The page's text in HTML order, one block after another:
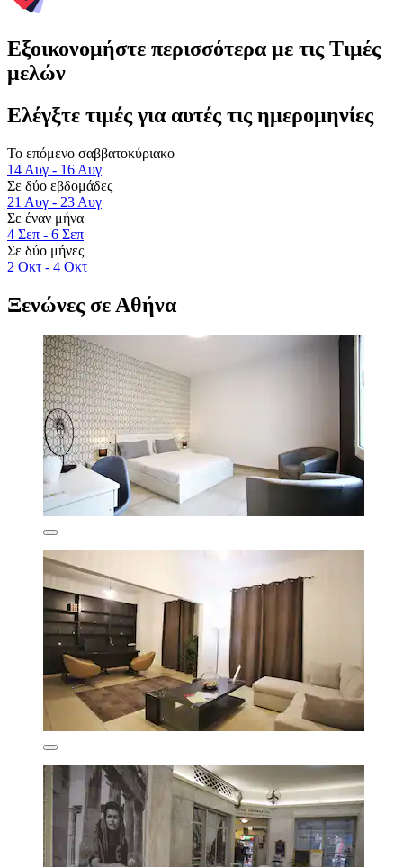
Εξοικονομήστε περισσότερα με τις Τιμές
μελών
Ελέγξτε τιμές για αυτές τις ημερομηνίες
Το επόμενο σαββατοκύριακο
14 Αυγ - 16 Αυγ
Σε δύο εβδομάδες
21 Αυγ - 23 Αυγ
Σε έναν μήνα
4 Σεπ - 6 Σεπ
Σε δύο μήνες
2 Οκτ - 4 Οκτ
Ξενώνες σε Αθήνα